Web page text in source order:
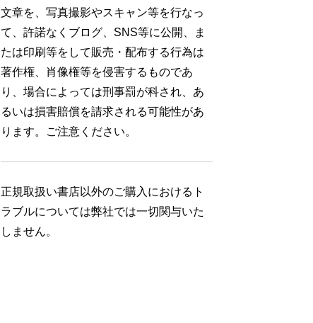
文章を、写真撮影やスキャン等を行なっ
て、許諾なくブログ、SNS等に公開、ま
たは印刷等をして販売・配布する行為は
著作権、肖像権等を侵害するものであ
り、場合によっては刑事罰が科され、あ
るいは損害賠償を請求される可能性があ
ります。ご注意ください。
正規取扱い書店以外のご購入におけるト
ラブルについては弊社では一切関与いた
しません。